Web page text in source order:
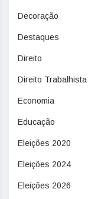
Decoração
Destaques
Direito
Direito Trabalhista
Economia
Educação
Eleições 2020
Eleições 2024
Eleições 2026